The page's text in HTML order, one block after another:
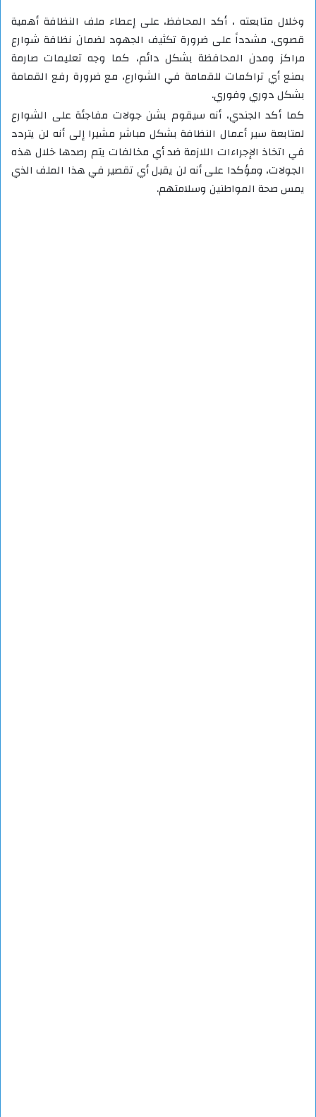
وخلال متابعته ، أكد المحافظ، على إعطاء ملف النظافة أهمية
قصوى، مشدداً على ضرورة تكثيف الجهود لضمان نظافة شوارع
مراكز ومدن المحافظة بشكل دائم، كما وجه تعليمات صارمة
بمنع أي تراكمات للقمامة في الشوارع، مع ضرورة رفع القمامة
بشكل دوري وفوري.
كما أكد الجندي، أنه سيقوم بشن جولات مفاجئة على الشوارع
لمتابعة سير أعمال النظافة بشكل مباشر مشيرا إلى أنه لن يتردد
في اتخاذ الإجراءات اللازمة ضد أي مخالفات يتم رصدها خلال هذه
الجولات، ومؤكدا على أنه لن يقبل أي تقصير في هذا الملف الذي
يمس صحة المواطنين وسلامتهم.